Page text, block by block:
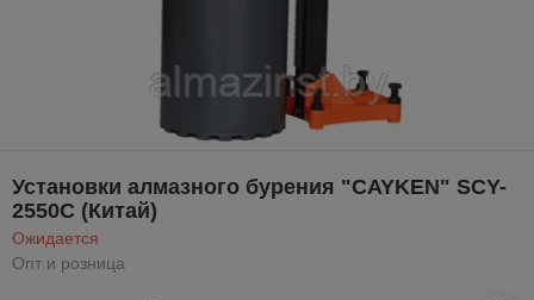
Установки алмазного бурения "CAYKEN" SCY-
2550C (Китай)
Ожидается
Опт и розница